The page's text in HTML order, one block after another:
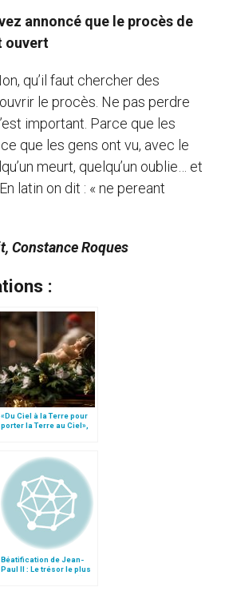
annoncé que le procès de
ouvert
qu’il faut chercher des
le procès. Ne pas perdre
important. Parce que les
que les gens ont vu, avec le
meurt, quelqu’un oublie… et
latin on dit : « ne pereant
Constance Roques
:
«Du Ciel à la Terre pour
porter la Terre au Ciel»,
Béatification de Jean-
Paul II : Le trésor le plus